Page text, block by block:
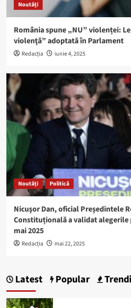
Noutăți
România spune „NU” violenței:
violenţă” adoptată în Parlament
Redacția iunie 4, 2025
Noutăți Politică
Nicuşor Dan, oficial Președintele
Constituțională a validat alegerile
mai 2025
Redacția mai 22, 2025
Latest Popular